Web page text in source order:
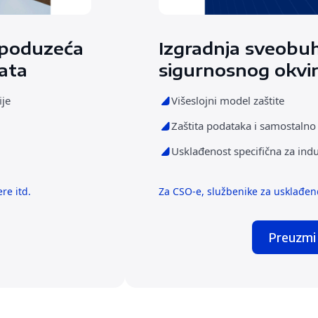
itd.
Izgradnja
sigurnosnog
Višeslojni model zaštite
Zaštita podataka i
Usklađenost specifična za
Za CSO-e, službenike za